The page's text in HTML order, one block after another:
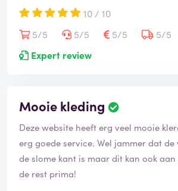
10 / 10
5/5
5/5 5/5
5/5
Expert review
Mooie kleding
Deze website heeft erg veel mooie
erg goede service. Wel jammer dat
de slome kant is maar dit kan ook
de rest prima!